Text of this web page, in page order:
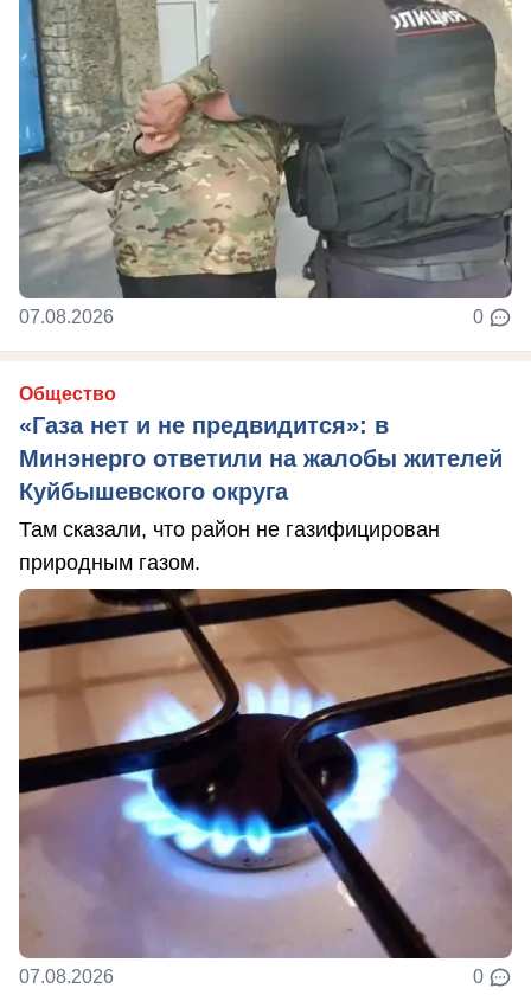
07.08.2026 0
Общество
«Газа нет и не предвидится»: в
Минэнерго ответили на жалобы жителей
Куйбышевского округа
Там сказали, что район не газифицирован
природным газом.
07.08.2026 0